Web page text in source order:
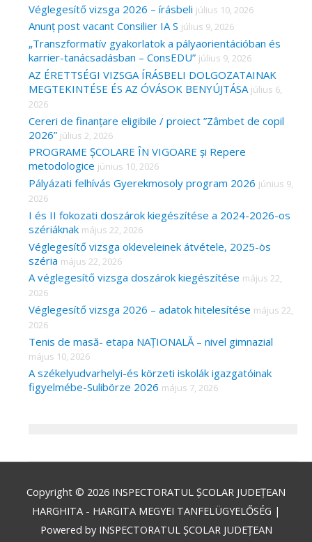
Véglegesítő vizsga 2026 – írásbeli július 10, 2026
Anunț post vacant Consilier IA S július 9, 2026
„Transzformatív gyakorlatok a pályaorientációban és
karrier-tanácsadásban – ConsEDU” július 9, 2026
AZ ÉRETTSÉGI VIZSGA ÍRÁSBELI DOLGOZATAINAK
MEGTEKINTÉSE ÉS AZ ÓVÁSOK BENYÚJTÁSA július 6,
2026
Cereri de finanțare eligibile / proiect ”Zâmbet de copil
2026” július 2, 2026
PROGRAME ȘCOLARE ÎN VIGOARE și Repere
metodologice június 10, 2026
Pályázati felhívás Gyerekmosoly program 2026 június 9,
2026
I és II fokozati doszárok kiegészítése a 2024-2026-os
szériáknak május 22, 2026
Véglegesítő vizsga okleveleinek átvétele, 2025-ös
széria május 22, 2026
A véglegesítő vizsga doszárok kiegészítése május 22,
2026
Véglegesítő vizsga 2026 – adatok hitelesítése május 22,
2026
Tenis de masă- etapa NAȚIONALĂ – nivel gimnazial
május 10, 2026
A székelyudvarhelyi-és körzeti iskolák igazgatóinak
figyelmébe-Sulibörze 2026 május 7, 2026
Copyright © 2026 INSPECTORATUL ȘCOLAR JUDEȚEAN
HARGHITA - HARGITA MEGYEI TANFELÜGYELŐSÉG |
Powered by INSPECTORATUL ȘCOLAR JUDEȚEAN